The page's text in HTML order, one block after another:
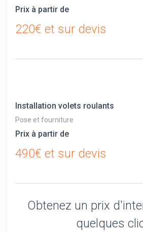
Prix à partir de
220€ et sur devis
Installation volets roulants
Pose et fourniture
Prix à partir de
490€ et sur devis
Obtenez un prix
quelques